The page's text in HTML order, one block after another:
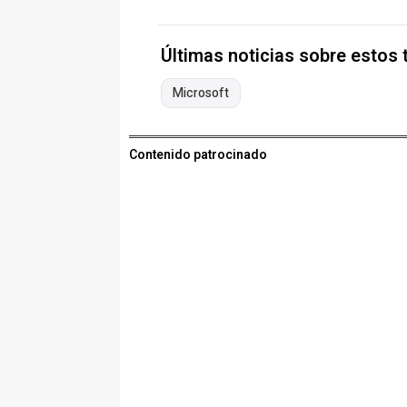
Últimas noticias sobre estos
Microsoft
Contenido patrocinado